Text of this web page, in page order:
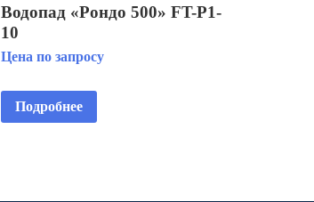
Водопад «Рондо 500» FT-Р1-
10
Цена по запросу
Подробнее